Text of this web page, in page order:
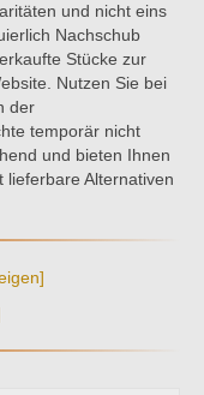
und nicht eins
Nachschub
Stücke zur
Nutzen Sie bei
der
temporär nicht
und bieten Ihnen
lieferbare Alternativen